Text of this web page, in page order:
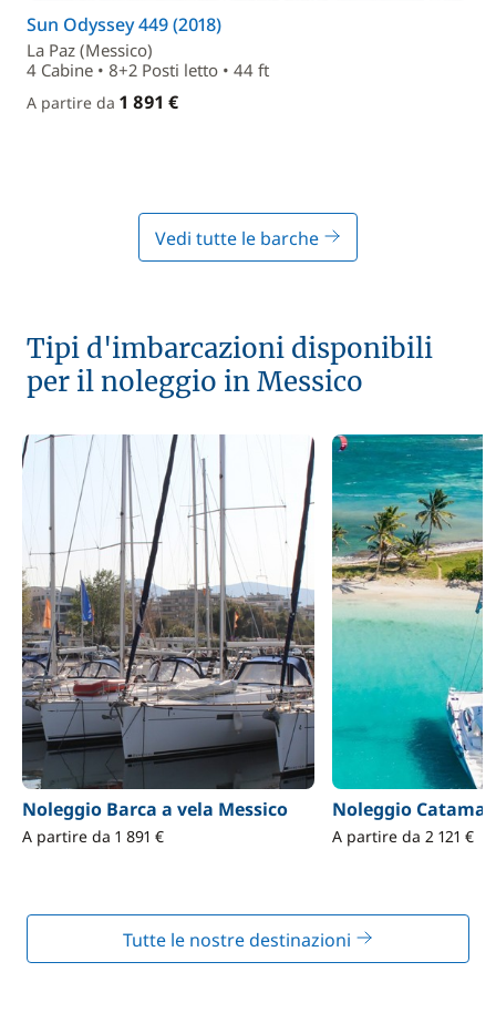
Sun Odyssey 449 (2018)
La Paz (Messico)
4 Cabine • 8+2 Posti letto • 44 ft
A partire da 1 891 €
Vedi tutte le barche
Tipi d'imbarcazioni disponibili
per il noleggio in Messico
Noleggio Barca a vela Messico
A partire da 1 891 €
Noleggio
A partire da 2 121 €
Tutte le nostre destinazioni